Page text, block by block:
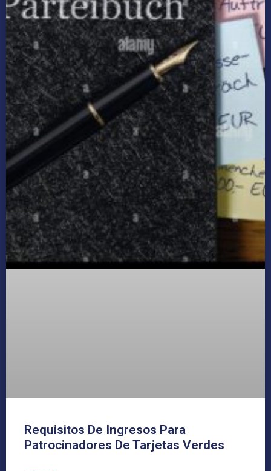
Requisitos De Ingresos Para
Patrocinadores De Tarjetas Verdes